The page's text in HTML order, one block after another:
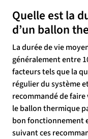
Quelle est la
d’un ballon
La durée de vie
généralement entre
facteurs tels que la
régulier du système
recommandé de
le ballon thermique
bon fonctionnement
suivant ces